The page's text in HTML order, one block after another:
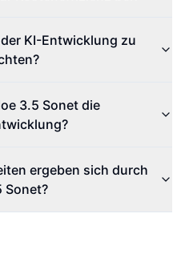
KI-Entwicklung zu
3.5 Sonet die
ergeben sich durch
Sonet?